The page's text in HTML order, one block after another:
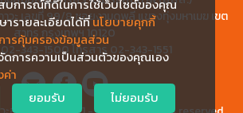
วะ เลขที่ 99/8 ซอยงามดูพลี แขวงทุ่งมหาเมฆ เขต
สาทร กรุงเทพฯ 10120
343-1500 โทรสาร 02-343-1551
บการณ์ที่ดีในการใช้เว็บไซต์ของคุณ
รายละเอียดได้ที่นโยบายคุกกี้
ารคุ้มครองข้อมูลส่วน
ดการความเป็นส่วนตัวของคุณเอง
ค่า
ยอมรับ ไม่ยอมรับ